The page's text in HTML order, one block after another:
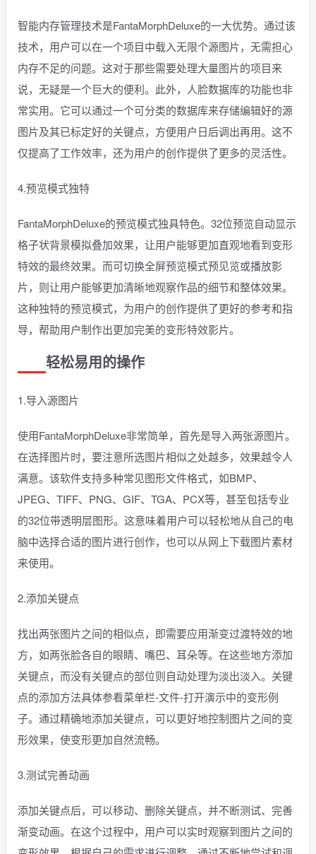
智能内存管理技术是FantaMorphDeluxe的一大优势。通过该
技术，用户可以在一个项目中载入无限个源图片，无需担心
内存不足的问题。这对于那些需要处理大量图片的项目来
说，无疑是一个巨大的便利。此外，人脸数据库的功能也非
常实用。它可以通过一个可分类的数据库来存储编辑好的源
图片及其已标定好的关键点，方便用户日后调出再用。这不
仅提高了工作效率，还为用户的创作提供了更多的灵活性。
4.预览模式独特
FantaMorphDeluxe的预览模式独具特色。32位预览自动显示
格子状背景模拟叠加效果，让用户能够更加直观地看到变形
特效的最终效果。而可切换全屏预览模式预见览或播放影
片，则让用户能够更加清晰地观察作品的细节和整体效果。
这种独特的预览模式，为用户的创作提供了更好的参考和指
导，帮助用户制作出更加完美的变形特效影片。
轻松易用的操作
1.导入源图片
使用FantaMorphDeluxe非常简单，首先是导入两张源图片。
在选择图片时，要注意所选图片相似之处越多，效果越令人
满意。该软件支持多种常见图形文件格式，如BMP、
JPEG、TIFF、PNG、GIF、TGA、PCX等，甚至包括专业
的32位带透明层图形。这意味着用户可以轻松地从自己的电
脑中选择合适的图片进行创作，也可以从网上下载图片素材
来使用。
2.添加关键点
找出两张图片之间的相似点，即需要应用渐变过渡特效的地
方，如两张脸各自的眼睛、嘴巴、耳朵等。在这些地方添加
关键点，而没有关键点的部位则自动处理为淡出淡入。关键
点的添加方法具体参看菜单栏-文件-打开演示中的变形例
子。通过精确地添加关键点，可以更好地控制图片之间的变
形效果，使变形更加自然流畅。
3.测试完善动画
添加关键点后，可以移动、删除关键点，并不断测试、完善
渐变动画。在这个过程中，用户可以实时观察到图片之间的